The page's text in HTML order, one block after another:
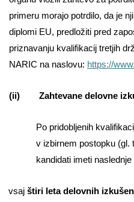
primeru morajo potrdilo, da je
diplomi EU, predložiti pred
priznavanju kvalifikacij tretjih
NARIC na naslovu: https://
(ii) Zahtevane delovne
Po pridobljenih
v izbirnem postopku (gl.
kandidati imeti
vsaj štiri leta delovnih